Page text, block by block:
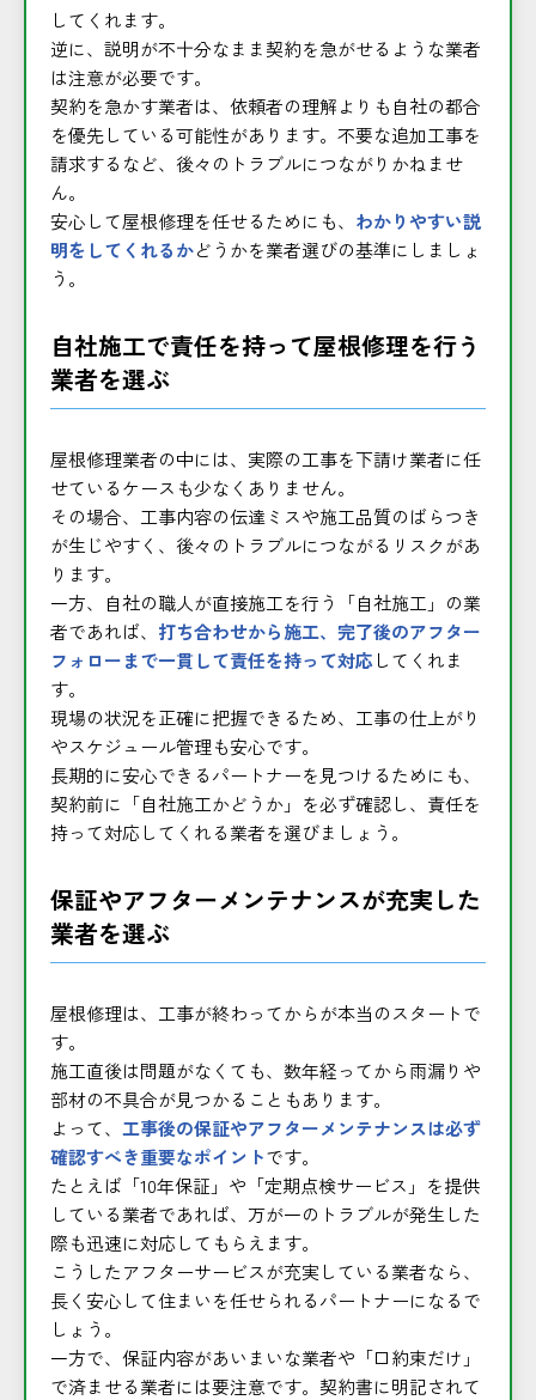
してくれます。
逆に、説明が不十分なまま契約を急がせるような業者
は注意が必要です。
契約を急かす業者は、依頼者の理解よりも自社の都合
を優先している可能性があります。不要な追加工事を
請求するなど、後々のトラブルにつながりかねませ
ん。
安心して屋根修理を任せるためにも、 わかりやすい説
明をしてくれるかどうかを業者選びの基準にしましょ
う。
自社施工で責任を持って屋根修理を行う
業者を選ぶ
屋根修理業者の中には、実際の工事を下請け業者に任
せているケースも少なくありません。
その場合、工事内容の伝達ミスや施工品質のばらつき
が生じやすく、後々のトラブルにつながるリスクがあ
ります。
一方、自社の職人が直接施工を行う「自社施工」の業
者であれば、 打ち合わせから施工、完了後のアフター
フォローまで一貫して責任を持って対応してくれま
す。
現場の状況を正確に把握できるため、工事の仕上がり
やスケジュール管理も安心です。
長期的に安心できるパートナーを見つけるためにも、
契約前に「自社施工かどうか」を必ず確認し、責任を
持って対応してくれる業者を選びましょう。
保証やアフターメンテナンスが充実した
業者を選ぶ
屋根修理は、工事が終わってからが本当のスタートで
す。
施工直後は問題がなくても、数年経ってから雨漏りや
部材の不具合が見つかることもあります。
よって、 工事後の保証やアフターメンテナンスは必ず
確認すべき重要なポイントです。
たとえば「10年保証」や「定期点検サービス」を提供
している業者であれば、万が一のトラブルが発生した
際も迅速に対応してもらえます。
こうしたアフターサービスが充実している業者なら、
長く安心して住まいを任せられるパートナーになるで
しょう。
一方で、保証内容があいまいな業者や「口約束だけ」
で済ませる業者には要注意です。契約書に明記されて